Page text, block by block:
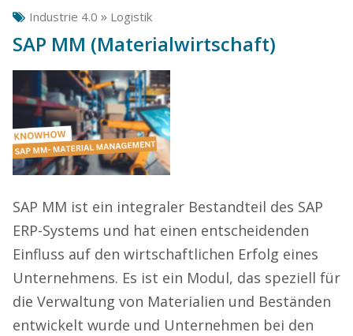
Industrie 4.0 » Logistik
SAP MM (Materialwirtschaft)
SAP MM ist ein integraler Bestandteil des SAP
ERP-Systems und hat einen entscheidenden
Einfluss auf den wirtschaftlichen Erfolg eines
Unternehmens. Es ist ein Modul, das speziell für
die Verwaltung von Materialien und Beständen
entwickelt wurde und Unternehmen bei den